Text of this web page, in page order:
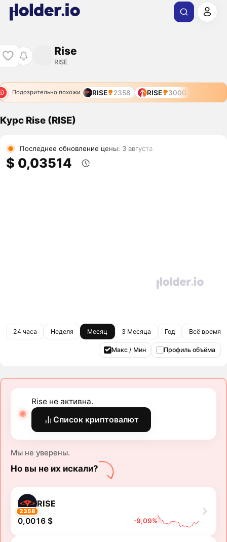
Rise
RISE
Подозрительно похожи RISE 2358 RISE 3000
Курс Rise (RISE)
Последнее обновление цены: 3 августа
$ 0,03514
24 часа Неделя Месяц 3 Месяца Год Всё время
Макс / Мин Профиль объёма
Rise не активна.
Список криптовалют
Мы не уверены.
Но вы не их искали?
2358
RISE
0,0016 $ -9,09%